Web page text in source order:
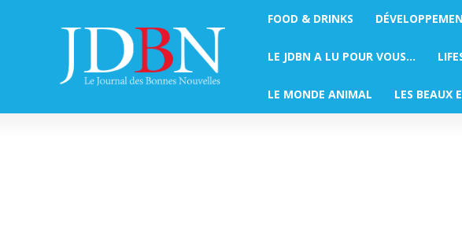
FOOD & DRINKS
LE JDBN A LU POUR VOUS…
LE MONDE ANIMAL LES BEAUX